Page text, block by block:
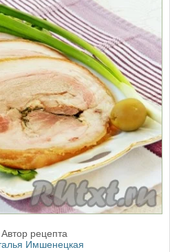
Автор рецепта
Имшенецкая